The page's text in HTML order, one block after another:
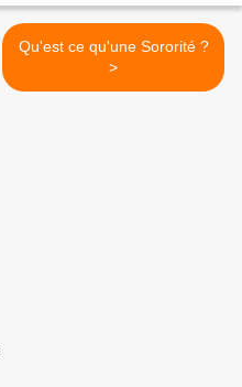
Qu'est ce qu'une Sororité ?
>